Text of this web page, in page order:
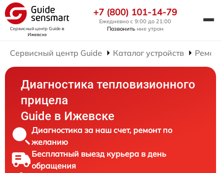
Сервисный центр Guideв
Ижевске
+7 (800) 101-14-79
Ежедневно с 9:00 до 21:00
Позвонить мне утром
Сервисный центр Guide Каталог устройств
Диагностика тепловизионного
прицела
Guide в Ижевске
Диагностика за наш счет, ремонт по
желанию
Бесплатный выезд курьера в день
обращения